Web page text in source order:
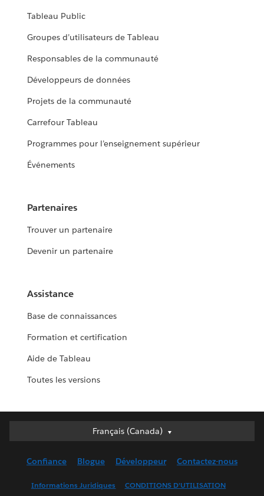
Tableau Public
Groupes d’utilisateurs de Tableau
Responsables de la communauté
Développeurs de données
Projets de la communauté
Carrefour Tableau
Programmes pour l’enseignement supérieur
Événements
Partenaires
Trouver un partenaire
Devenir un partenaire
Assistance
Base de connaissances
Formation et certification
Aide de Tableau
Toutes les versions
Français (Canada)
Français (Canada)
English (UK)
Confiance Blogue Développeur Contactez-nous
Informations Juridiques CONDITIONS D’UTILISATION